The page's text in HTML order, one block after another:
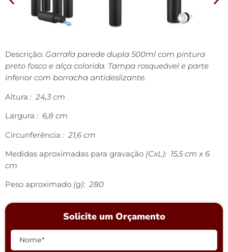
Descrição: Garrafa parede dupla 500ml com pintura
preto fosco e alça colorida. Tampa rosqueável e parte
inferior com borracha antideslizante.
Altura : 24,3 cm
Largura : 6,8 cm
Circunferência : 21,6 cm
Medidas aproximadas para gravação (CxL): 15,5 cm x 6
cm
Peso aproximado (g): 280
Solicite um Orçamento